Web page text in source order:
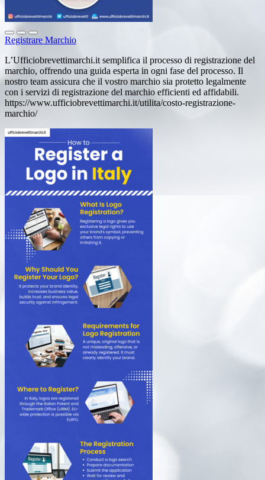
Registrare Marchio
L’Ufficiobrevettimarchi.it semplifica il processo di registrazione del
marchio, offrendo una guida esperta in ogni fase del processo. Il
nostro team assicura che il vostro marchio sia protetto legalmente
con i servizi di registrazione del marchio efficienti ed affidabili.
https://www.ufficiobrevettimarchi.it/utilita/costo-registrazione-
marchio/